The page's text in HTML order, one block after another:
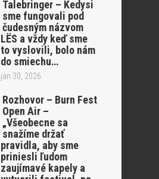
Talebringer – Kedysi
sme fungovali pod
čudesným názvom
LËS a vždy keď sme
to vyslovili, bolo nám
do smiechu…
jan 30, 2026
Rozhovor – Burn Fest
Open Air –
„Všeobecne sa
snažíme držať
pravidla, aby sme
priniesli ľudom
zaujímavé kapely a